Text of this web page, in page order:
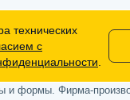
Статьи 437
и формы. Фирма-
технических
с